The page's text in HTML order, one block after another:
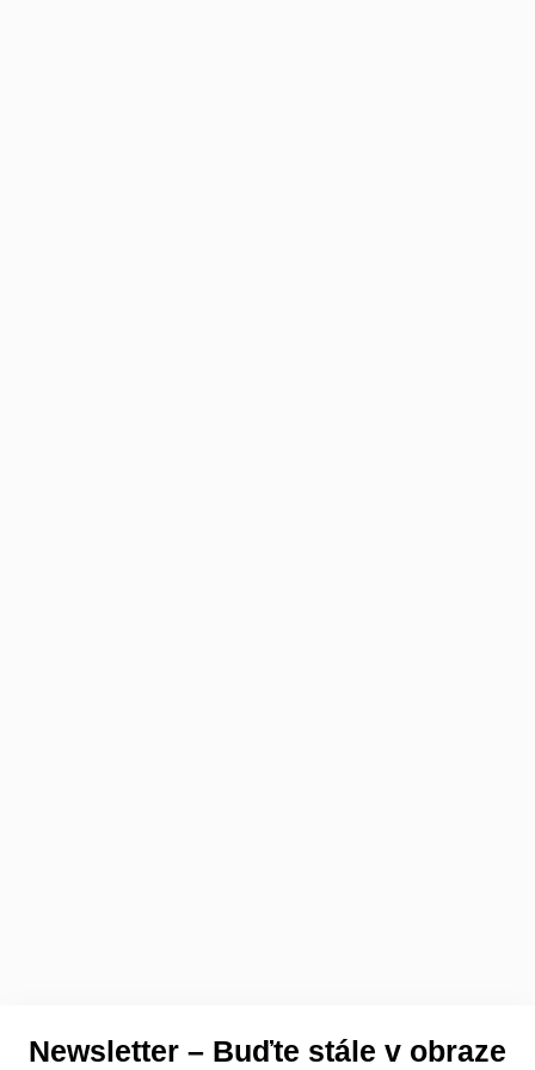
Newsletter – Buďte stále v obraze